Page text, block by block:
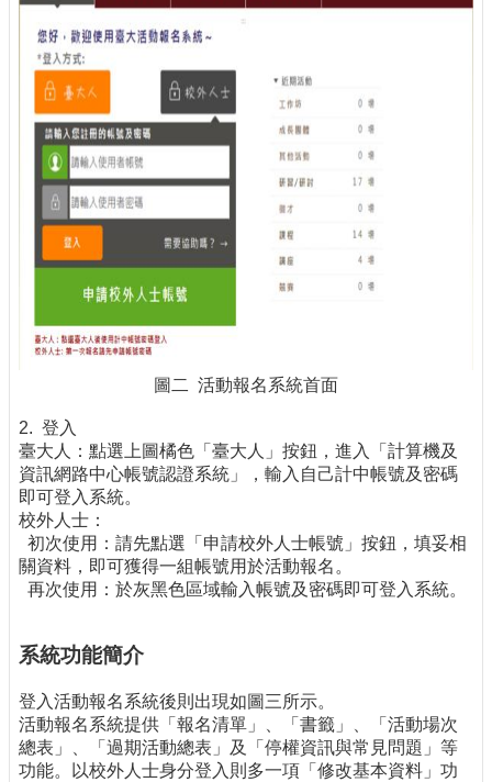
專
技
圖二 活動報名系統首面
2. 登入
臺大人：點選上圖橘色「臺大人」按鈕，進入「計算機及
資訊網路中心帳號認證系統」，輸入自己計中帳號及密碼
即可登入系統。
校外人士：
初次使用：請先點選「申請校外人士帳號」按鈕，填妥相
關資料，即可獲得一組帳號用於活動報名。
再次使用：於灰黑色區域輸入帳號及密碼即可登入系統。
系統功能簡介
登入活動報名系統後則出現如圖三所示。
活動報名系統提供「報名清單」、「書籤」、「活動場次
總表」、「過期活動總表」及「停權資訊與常見問題」等
功能。以校外人士身分登入則多一項「修改基本資料」功